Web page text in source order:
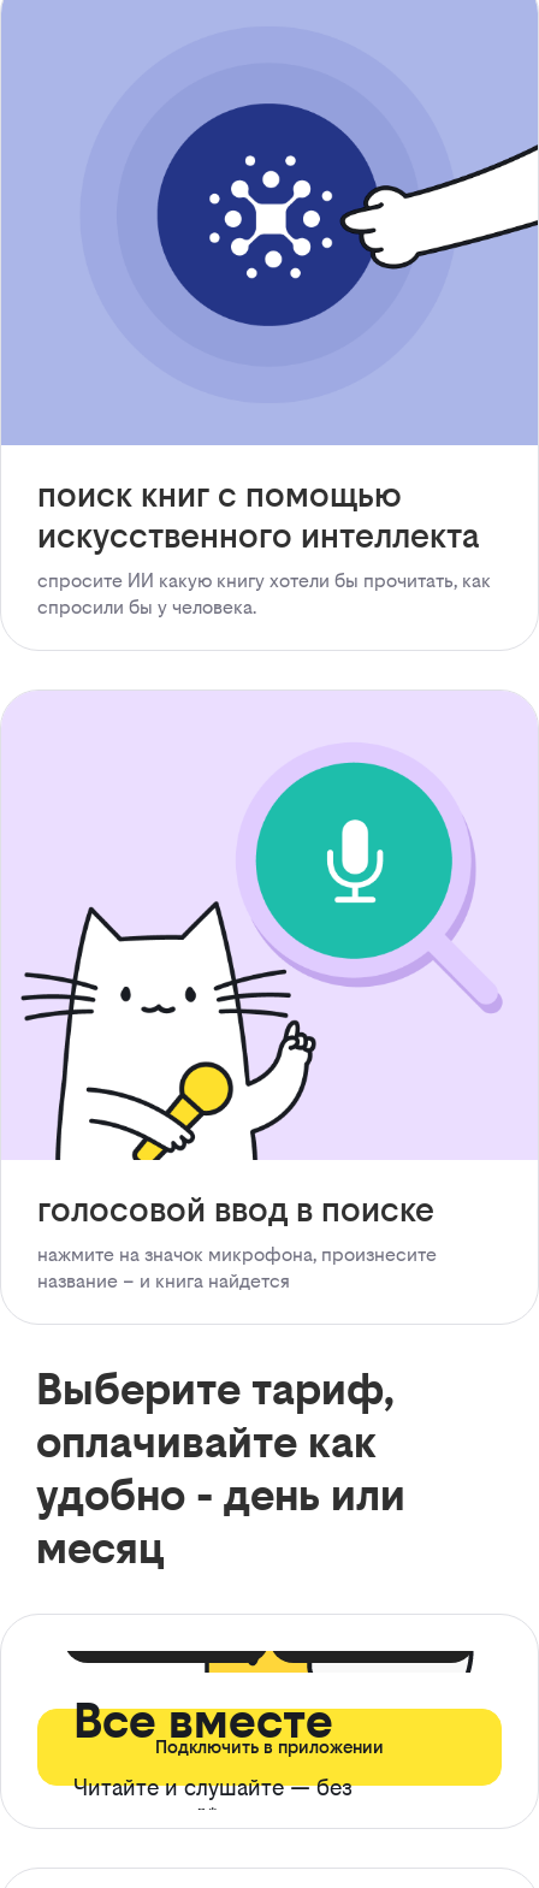
поиск книг с помощью
искусственного интеллекта
спросите ИИ какую книгу хотели бы прочитать, как
спросили бы у человека.
голосовой ввод в поиске
нажмите на значок микрофона, произнесите
название – и книга найдется
Выберите тариф,
оплачивайте как
удобно - день или
месяц
Все вместе
Читайте и слушайте — без
ограничений*
Подключить в приложении